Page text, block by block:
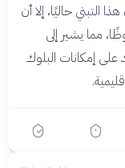
التبني حاليًا، إلا أن
مما يشير إلى
إمكانات البلوك